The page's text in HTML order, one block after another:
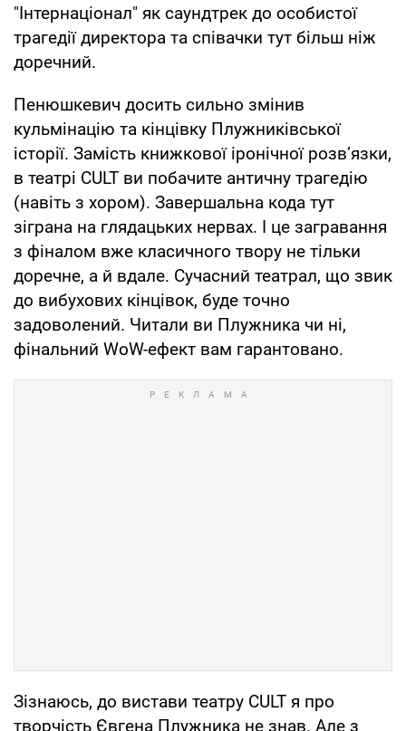
"Інтернаціонал" як саундтрек до особистої
трагедії директора та співачки тут більш ніж
доречний.
Пенюшкевич досить сильно змінив
кульмінацію та кінцівку Плужниківської
історії. Замість книжкової іронічної розв’язки,
в театрі CULT ви побачите античну трагедію
(навіть з хором). Завершальна кода тут
зіграна на глядацьких нервах. І це загравання
з фіналом вже класичного твору не тільки
доречне, а й вдале. Сучасний театрал, що звик
до вибухових кінцівок, буде точно
задоволений. Читали ви Плужника чи ні,
фінальний WoW-ефект вам гарантовано.
Зізнаюсь, до вистави театру CULT я про
творчість Євгена Плужника не знав. Але з